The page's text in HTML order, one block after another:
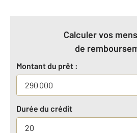
Calculer vos
de
Montant du prêt :
Durée du crédit